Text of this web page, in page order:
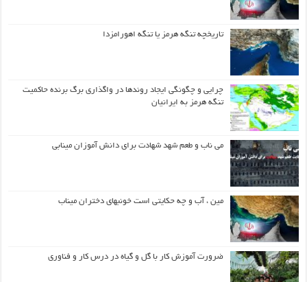
تاریخچه تنگه هرمز یا تنگه اهورامزدا
چرایی و چگونگی ایجاد روندها در واگذاری برگ برنده حاکمیت
تنگه هرمز به ایرانیان
می ناب و طعم شهد شهادت برای دانش آموزان مینابی
مین ، آب و چه حکایتی است خونبهای دختران میناب
ضرورت آموزش کار با گل و گیاه در درس کار و فناوری